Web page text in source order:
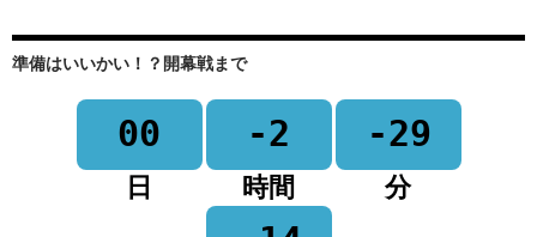
準備はいいかい！？開幕戦まで
00
日
-2
時間
-29
分